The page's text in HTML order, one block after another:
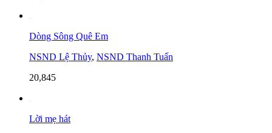
Dòng Sông Quê Em
NSND Lệ Thủy, NSND Thanh Tuấn
20,845
Lời mẹ hát